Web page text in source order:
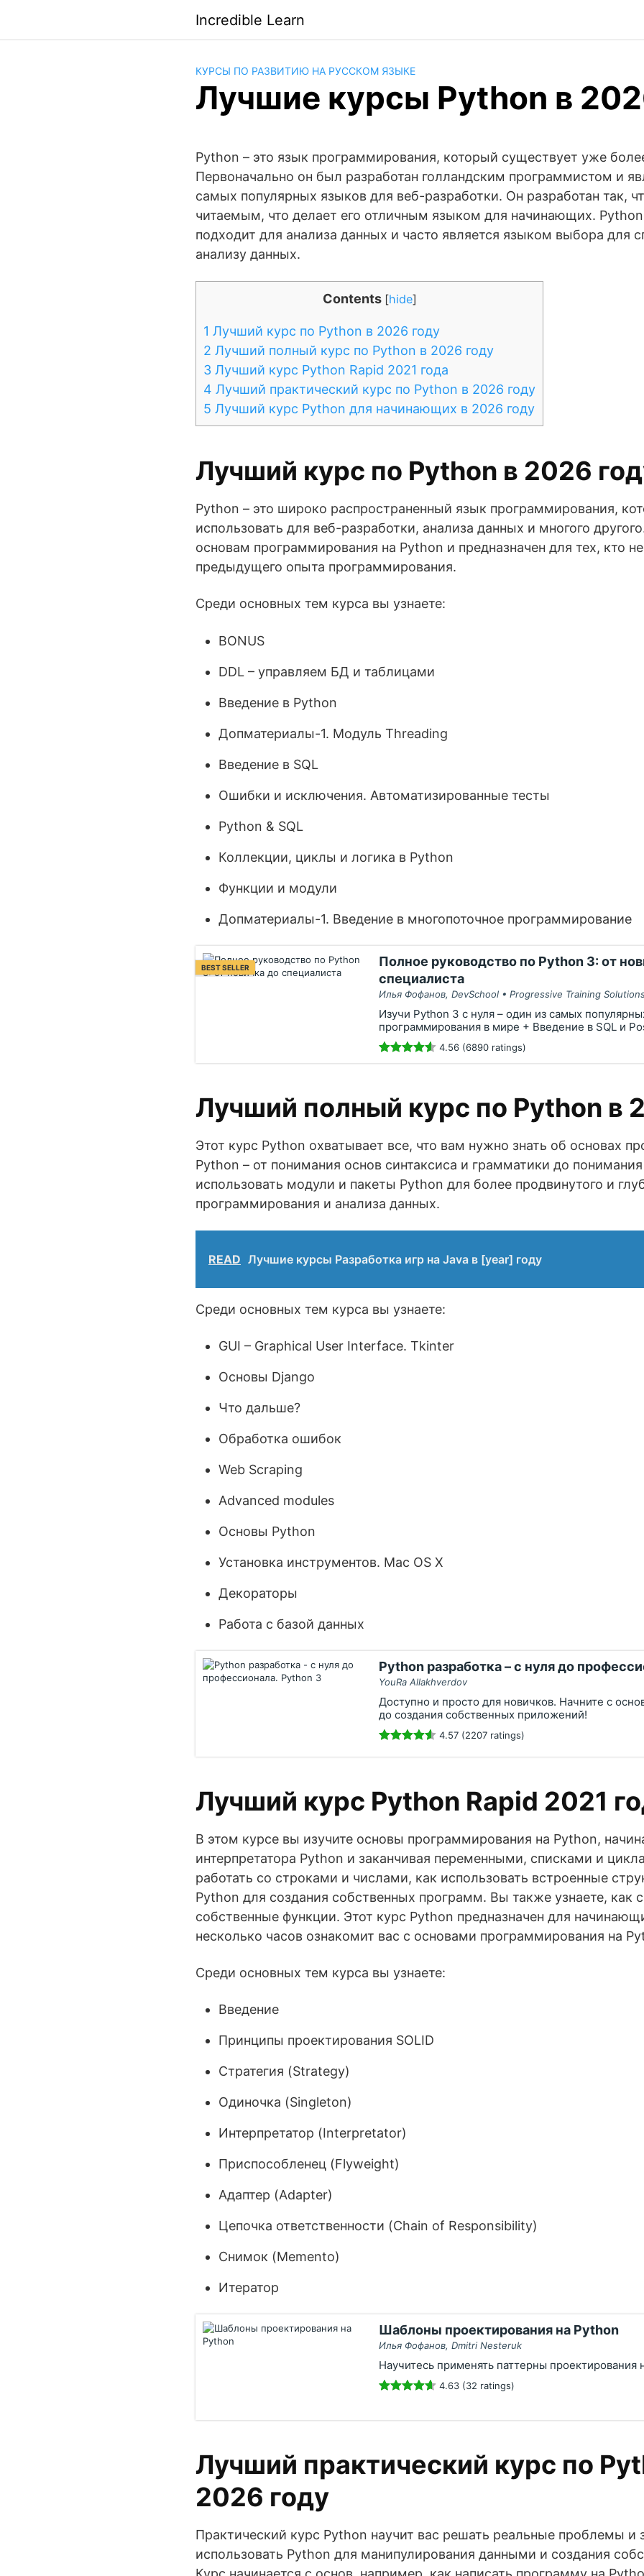
contenido
Incredible Learn
КУРСЫ ПО РАЗВИТИЮ НА РУССКОМ ЯЗЫКЕ
Лучшие курсы Python в
Python – это язык программирования, который существует уже
Первоначально он был разработан голландским программистом и
самых популярных языков для веб-разработки. Он разработан так,
читаемым, что делает его отличным языком для начинающих.
подходит для анализа данных и часто является языком выбора для
анализу данных.
Contents [hide]
1 Лучший курс по Python в 2026 году
2 Лучший полный курс по Python в 2026 году
3 Лучший курс Python Rapid 2021 года
4 Лучший практический курс по Python в 2026 году
5 Лучший курс Python для начинающих в 2026 году
Лучший курс по Python в 2026
Python – это широко распространенный язык программирования,
использовать для веб-разработки, анализа данных и многого
основам программирования на Python и предназначен для тех, кто
предыдущего опыта программирования.
Среди основных тем курса вы узнаете:
BONUS
DDL – управляем БД и таблицами
Введение в Python
Допматериалы-1. Модуль Threading
Введение в SQL
Ошибки и исключения. Автоматизированные тесты
Python & SQL
Коллекции, циклы и логика в Python
Функции и модули
Допматериалы-1. Введение в многопоточное программирование
BEST SELLER
Полное руководство по Python 3: от
специалиста
Илья Фофанов, DevSchool • Progressive Training
Изучи Python 3 с нуля – один из самых
программирования в мире + Введение в SQL и
4.56 (6890 ratings)
Лучший полный курс по Python в
Этот курс Python охватывает все, что вам нужно знать об основах
Python – от понимания основ синтаксиса и грамматики до понимания
использовать модули и пакеты Python для более продвинутого и
программирования и анализа данных.
READ Лучшие курсы Разработка игр на Java в [year] году
Среди основных тем курса вы узнаете:
GUI – Graphical User Interface. Tkinter
Основы Django
Что дальше?
Обработка ошибок
Web Scraping
Advanced modules
Основы Python
Установка инструментов. Mac OS X
Декораторы
Работа с базой данных
Python разработка – с нуля до
YouRa Allakhverdov
Доступно и просто для новичков. Начните с
до создания собственных приложений!
4.57 (2207 ratings)
Лучший курс Python Rapid 2021
В этом курсе вы изучите основы программирования на Python,
интерпретатора Python и заканчивая переменными, списками и
работать со строками и числами, как использовать встроенные
Python для создания собственных программ. Вы также узнаете, как
собственные функции. Этот курс Python предназначен для
несколько часов ознакомит вас с основами программирования на
Среди основных тем курса вы узнаете:
Введение
Принципы проектирования SOLID
Стратегия (Strategy)
Одиночка (Singleton)
Интерпретатор (Interpretator)
Приспособленец (Flyweight)
Адаптер (Adapter)
Цепочка ответственности (Chain of Responsibility)
Снимок (Memento)
Итератор
Шаблоны проектирования на Python
Илья Фофанов, Dmitri Nesteruk
Научитесь применять паттерны проектирования
4.63 (32 ratings)
Лучший практический курс по
2026 году
Практический курс Python научит вас решать реальные проблемы и
использовать Python для манипулирования данными и создания